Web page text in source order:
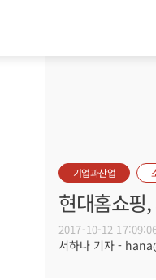
기업과산업
현대홈쇼핑
2017-10-12
서하나 기자 -